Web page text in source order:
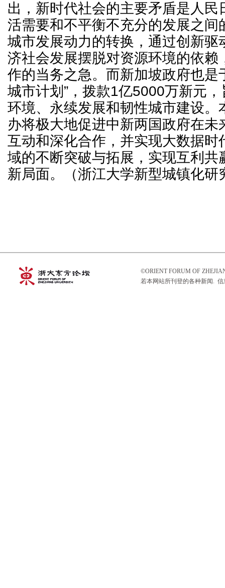
出，新时代社会的主要矛盾是人民
活需要和不平衡不充分的发展之间
城市发展动力的转换，通过创新驱
济社会发展摆脱对资源环境的依赖
作的当务之急。而新加坡政府也是
城市计划”，拨款1亿5000万新元
环境、永续发展和韧性城市建设。
办将极大地促进中新两国政府在未
互动和深化合作，并实现大数据时
域的不断突破与拓展，实现互利共
新局面。（浙江大学新型城镇化研
©ORIENT FORUM OF
若本网站所刊登的各种新闻.